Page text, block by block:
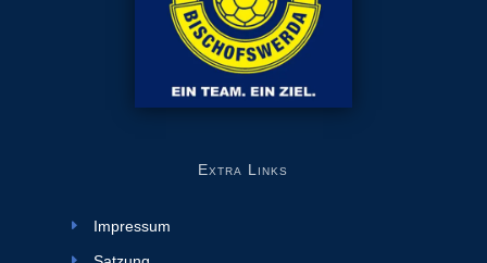
Extra Links
Impressum